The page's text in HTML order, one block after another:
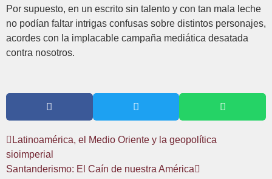
Por supuesto, en un escrito sin talento y con tan mala leche
no podían faltar intrigas confusas sobre distintos personajes,
acordes con la implacable campaña mediática desatada
contra nosotros.
Latinoamérica, el Medio Oriente y la geopolítica
sioimperial
Santanderismo: El Caín de nuestra América